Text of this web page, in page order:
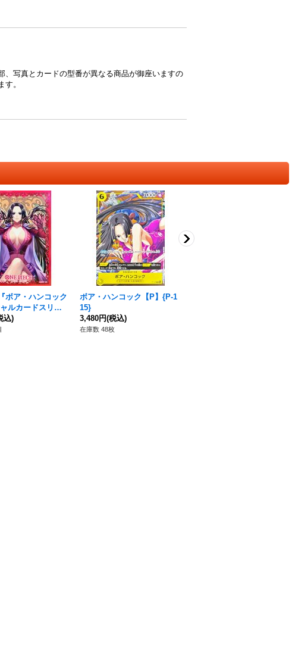
写真とカードの型番が異なる商品が御座いますの
。
ボア・ハンコック
ルカードスリー
枚【サプライ】{-}
込)
ボア・ハンコック【P】{P-1
15}
3,480円(税込)
在庫数 48枚